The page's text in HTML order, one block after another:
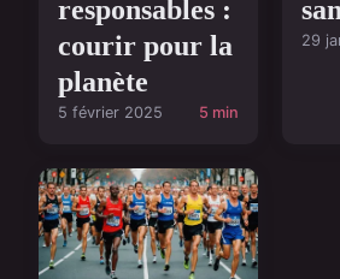
responsables :
courir pour la
planète
5 février 2025 5 min
29